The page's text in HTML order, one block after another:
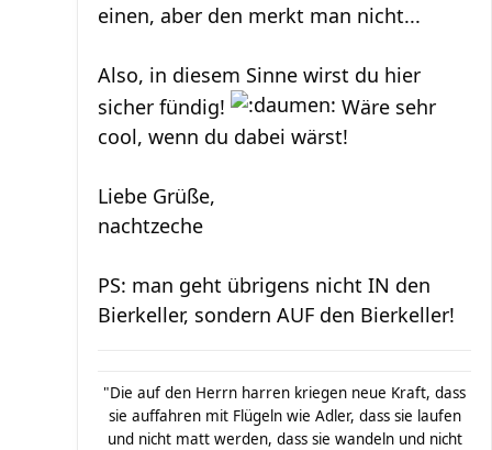
einen, aber den merkt man nicht...
Also, in diesem Sinne wirst du hier
sicher fündig!
Wäre sehr
cool, wenn du dabei wärst!
Liebe Grüße,
nachtzeche
PS: man geht übrigens nicht IN den
Bierkeller, sondern AUF den Bierkeller!
"Die auf den Herrn harren kriegen neue Kraft, dass
sie auffahren mit Flügeln wie Adler, dass sie laufen
und nicht matt werden, dass sie wandeln und nicht